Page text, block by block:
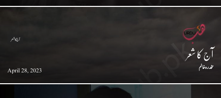
آج کا شعر
آج کا شعر
مخدرہ خانم April 28, 2023